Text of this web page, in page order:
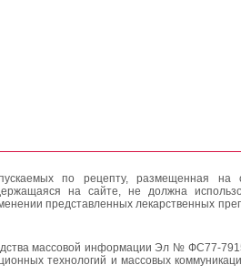
по рецепту, размещенная на
на сайте, не должна
представленных лекарственных
массовой информации Эл № ФС77-
технологий и массовых